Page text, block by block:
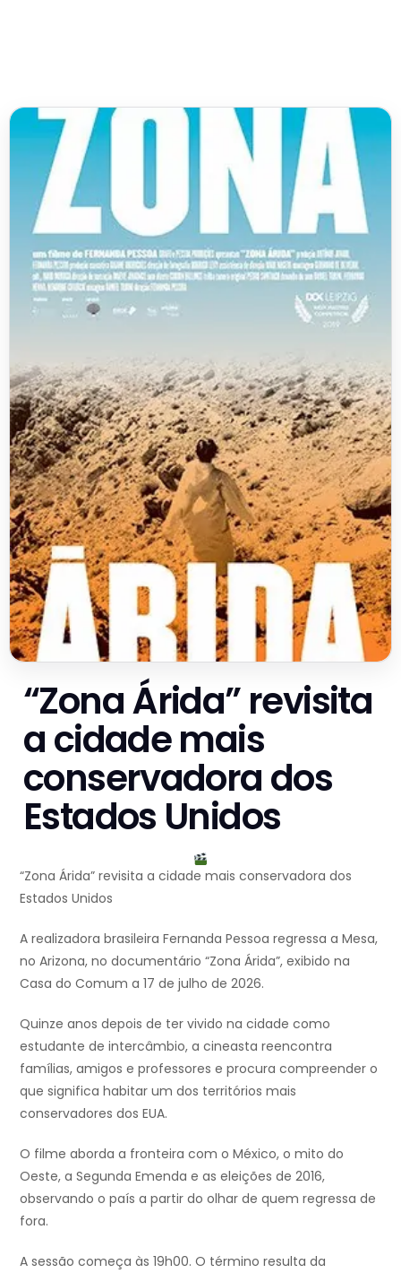
“Zona Árida” revisita
a cidade mais
conservadora dos
Estados Unidos
“Zona Árida” revisita a cidade mais conservadora dos
Estados Unidos
A realizadora brasileira Fernanda Pessoa regressa a Mesa,
no Arizona, no documentário “Zona Árida”, exibido na
Casa do Comum a 17 de julho de 2026.
Quinze anos depois de ter vivido na cidade como
estudante de intercâmbio, a cineasta reencontra
famílias, amigos e professores e procura compreender o
que significa habitar um dos territórios mais
conservadores dos EUA.
O filme aborda a fronteira com o México, o mito do
Oeste, a Segunda Emenda e as eleições de 2016,
observando o país a partir do olhar de quem regressa de
fora.
A sessão começa às 19h00. O término resulta da